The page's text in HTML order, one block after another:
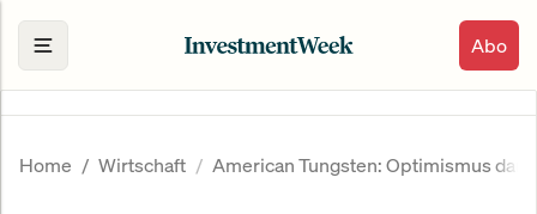
Abo
Home Wirtschaft American Tungsten: Optimismus